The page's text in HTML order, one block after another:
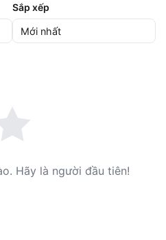
Sắp xếp
Hãy là người đầu tiên!